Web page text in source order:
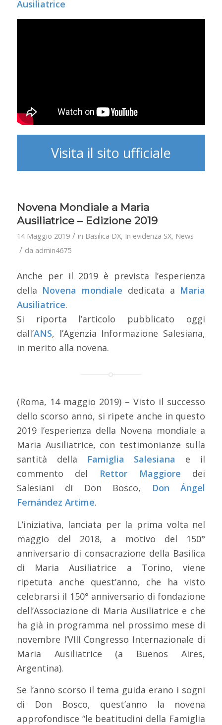
Ausiliatrice
Visita il sito ufficiale
Novena Mondiale a Maria
Ausiliatrice – Edizione 2019
14 Maggio 2019 / in Basilica DX, In evidenza SX, News
/ da admin4675
Anche per il 2019 è prevista l’esperienza
della Novena mondiale dedicata a Maria
Ausiliatrice.
Si riporta l’articolo pubblicato oggi
dall’ANS, l’Agenzia Informazione Salesiana,
in merito alla novena.
(Roma, 14 maggio 2019) – Visto il successo
dello scorso anno, si ripete anche in questo
2019 l’esperienza della Novena mondiale a
Maria Ausiliatrice, con testimonianze sulla
santità della
Famiglia Salesiana
e il
commento del Rettor Maggiore dei
Salesiani di Don Bosco, Don Ángel
Fernández Artime.
L’iniziativa, lanciata per la prima volta nel
maggio del 2018, a motivo del 150°
anniversario di consacrazione della Basilica
di Maria Ausiliatrice a Torino, viene
ripetuta anche quest’anno, che ha visto
celebrarsi il 150° anniversario di fondazione
dell’Associazione di Maria Ausiliatrice e che
ha già in programma nel prossimo mese di
novembre l’VIII Congresso Internazionale di
Maria Ausiliatrice (a Buenos Aires,
Argentina).
Se l’anno scorso il tema guida erano i sogni
di Don Bosco, quest’anno la novena
approfondisce “le beatitudini della Famiglia